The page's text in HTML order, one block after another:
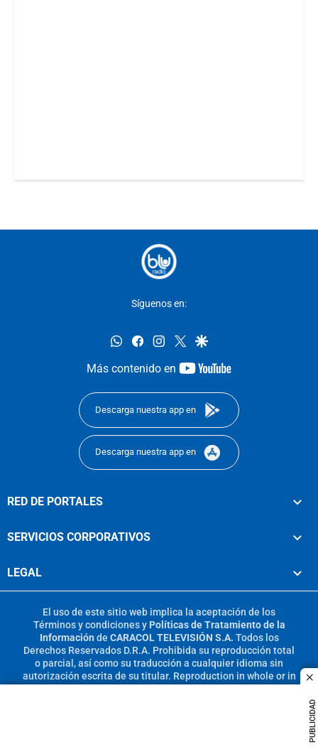
PUBLICIDAD
Síguenos en:
whatsappfacebookinstagram
twittergoogle
Más contenido en
youtube-
Descarga nuestra app en
Descarga nuestra app en
RED DE PORTALES
SERVICIOS CORPORATIVOS
LEGAL
El uso de este sitio web implica la aceptación de los
Términos y condicionesy Políticas de Tratamiento de la
Información de CARACOL TELEVISIÓN S.A. Todos los
Derechos Reservados D.R.A. Prohibida su reproducción total
o parcial, así como su traducción a cualquier idioma sin
autorización escrita de su titular. Reproduction in whole or in